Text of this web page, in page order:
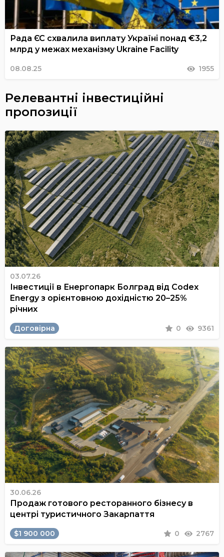
Рада ЄС схвалила виплату Україні понад €3,2
млрд у межах механізму Ukraine Facility
08.08.25 1955
Релевантні інвестиційні
пропозиції
03.07.26
Інвестиції в Енергопарк Болград від Codex
Energy з орієнтовною дохідністю 20–25%
річних
Договірна 0 9361
30.06.26
Продаж готового ресторанного бізнесу в
центрі туристичного Закарпаття
$1 900 000 0 2767